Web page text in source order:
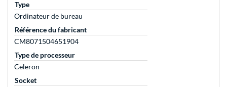
Type
Ordinateur de bureau
Référence du fabricant
CM8071504651904
Type de processeur
Celeron
Socket